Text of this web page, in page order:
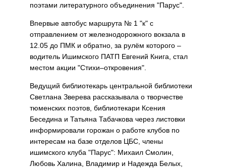
поэтами литературного объединения "Парус".
Впервые автобус маршрута № 1 "к" с
отправлением от железнодорожного вокзала в
12.05 до ПМК и обратно, за рулём которого –
водитель Ишимского ПАТП Евгений Книга, стал
местом акции "Стихи–откровения".
Ведущий библиотекарь центральной библиотеки
Светлана Зверева рассказывала о творчестве
тюменских поэтов, библиотекари Ксения
Беседина и Татьяна Табачкова через листовки
информировали горожан о работе клубов по
интересам на базе отделов ЦБС, члены
ишимского клуба "Парус": Михаил Смолин,
Любовь Халина, Владимир и Надежда Белых,